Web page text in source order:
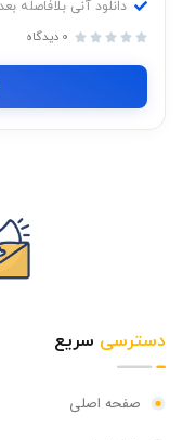
دانلود آنی بلافاصله بعد



 0 دیدگاه
دسترسیسریع
صفحه اصلی